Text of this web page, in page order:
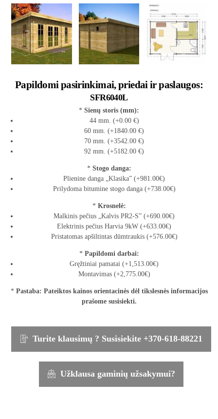
Papildomi pasirinkimai, priedai ir paslaugos:
SFR6040L
* Sienų storis (mm):
44 mm. (+0.00 €)
60 mm. (+1840.00 €)
70 mm. (+3542.00 €)
92 mm. (+5182.00 €)
* Stogo danga:
Plienine danga „Klasika” (+981.00€)
Prilydoma bitumine stogo danga (+738.00€)
* Krosnelė:
Malkinis pečius „Kalvis PR2-S” (+690.00€)
Elektrinis pečius Harvia 9kW (+633.00€)
Pristatomas apšiltintas dūmtraukis (+576.00€)
* Papildomi darbai:
Gręžtiniai pamatai (+1,513.00€)
Montavimas (+2,775.00€)
* Pastaba: Pateiktos kainos orientacinės dėl tikslesnės informacijos
prašome susisiekti.
Turite klausimų ? Susisiekite +370-618-88221
Užklausa gaminių užsakymui?